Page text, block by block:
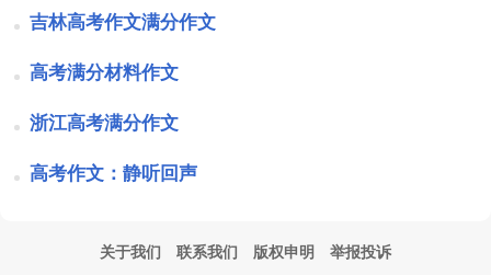
吉林高考作文满分作文
高考满分材料作文
浙江高考满分作文
高考作文：静听回声
关于我们 联系我们 版权申明 举报投诉